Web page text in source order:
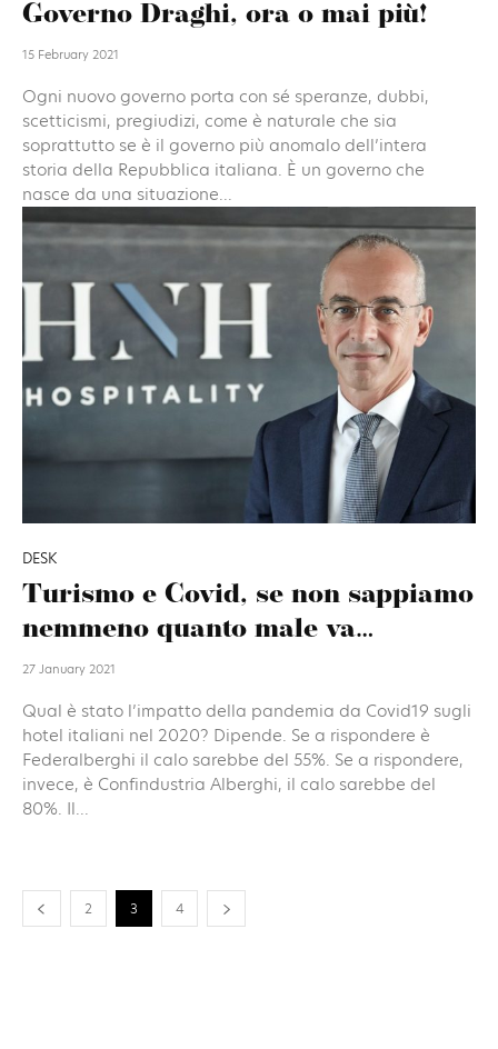
Governo Draghi, ora o mai più!
15 February 2021
Ogni nuovo governo porta con sé speranze, dubbi,
scetticismi, pregiudizi, come è naturale che sia
soprattutto se è il governo più anomalo dell’intera
storia della Repubblica italiana. È un governo che
nasce da una situazione...
DESK
Turismo e Covid, se non sappiamo
nemmeno quanto male va…
27 January 2021
Qual è stato l’impatto della pandemia da Covid19 sugli
hotel italiani nel 2020? Dipende. Se a rispondere è
Federalberghi il calo sarebbe del 55%. Se a rispondere,
invece, è Confindustria Alberghi, il calo sarebbe del
80%. Il...
2 3 4